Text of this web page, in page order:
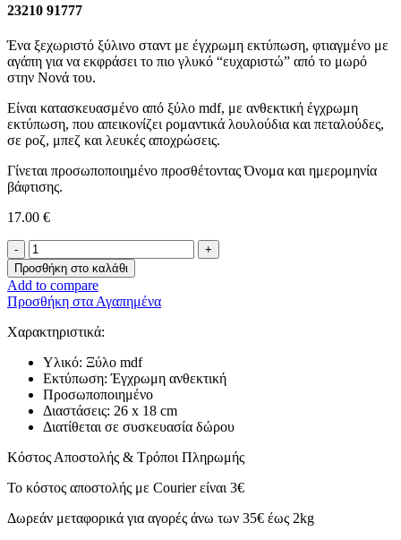
23210 91777
Ένα ξεχωριστό ξύλινο σταντ με έγχρωμη εκτύπωση, φτιαγμένο με
αγάπη για να εκφράσει το πιο γλυκό “ευχαριστώ” από το μωρό
στην Νονά του.
Είναι κατασκευασμένο από ξύλο mdf, με ανθεκτική έγχρωμη
εκτύπωση, που απεικονίζει ρομαντικά λουλούδια και πεταλούδες,
σε ροζ, μπεζ και λευκές αποχρώσεις.
Γίνεται προσωποποιημένο προσθέτοντας Όνομα και ημερομηνία
βάφτισης.
17.00 €
Ξύλινο
Διακοσμητικό
Σταντ
-
Ευχαριστώ
Νονά
μου!-
ποσότητα
Προσθήκη στο καλάθι
Add to compare
Προσθήκη στα Αγαπημένα
Χαρακτηριστικά:
Υλικό: Ξύλο mdf
Εκτύπωση: Έγχρωμη ανθεκτική
Προσωποποιημένο
Διαστάσεις: 26 x 18 cm
Διατίθεται σε συσκευασία δώρου
Κόστος Αποστολής & Τρόποι Πληρωμής
Το κόστος αποστολής με Courier είναι 3€
Δωρεάν μεταφορικά για αγορές άνω των 35€ έως 2kg